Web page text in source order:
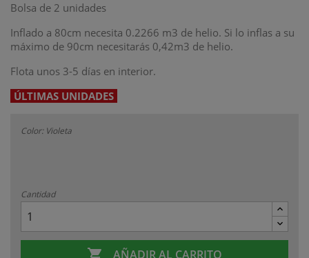
Bolsa de 2 unidades
Inflado a 80cm necesita 0.2266 m3 de helio. Si lo inflas a su
máximo de 90cm necesitarás 0,42m3 de helio.
Flota unos 3-5 días en interior.
ÚLTIMAS UNIDADES
Color: Violeta
Cantidad
 AÑADIR AL CARRITO